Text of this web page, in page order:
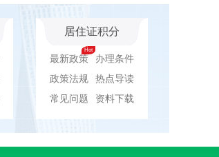
居住证积分
最新政策
办理条件
政策法规
热点导读
常见问题
资料下载